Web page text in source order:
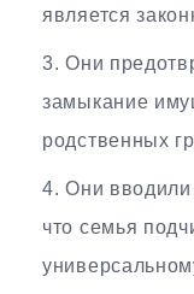
является
Они
замыкание
родственных
Они
что семья